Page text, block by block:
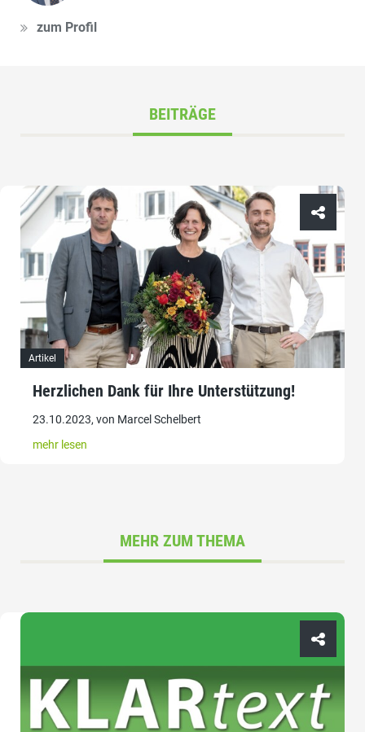
zum Profil
BEITRÄGE
Artikel
Herzlichen Dank für Ihre Unterstützung!
23.10.2023, von Marcel Schelbert
mehr lesen
MEHR ZUM THEMA